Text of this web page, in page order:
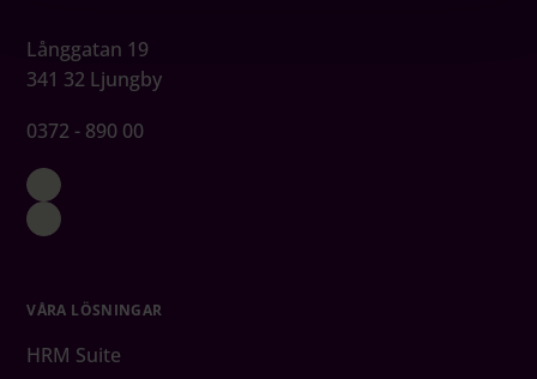
Långgatan 19
341 32 Ljungby
0372 - 890 00
VÅRA LÖSNINGAR
HRM Suite